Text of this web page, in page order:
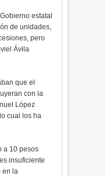
estatal
de unidades,
pero
Ávila
que el
con la
López
cual los ha
a 10 pesos
insuficiente
en la